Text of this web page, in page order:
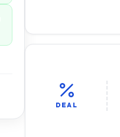
DEAL